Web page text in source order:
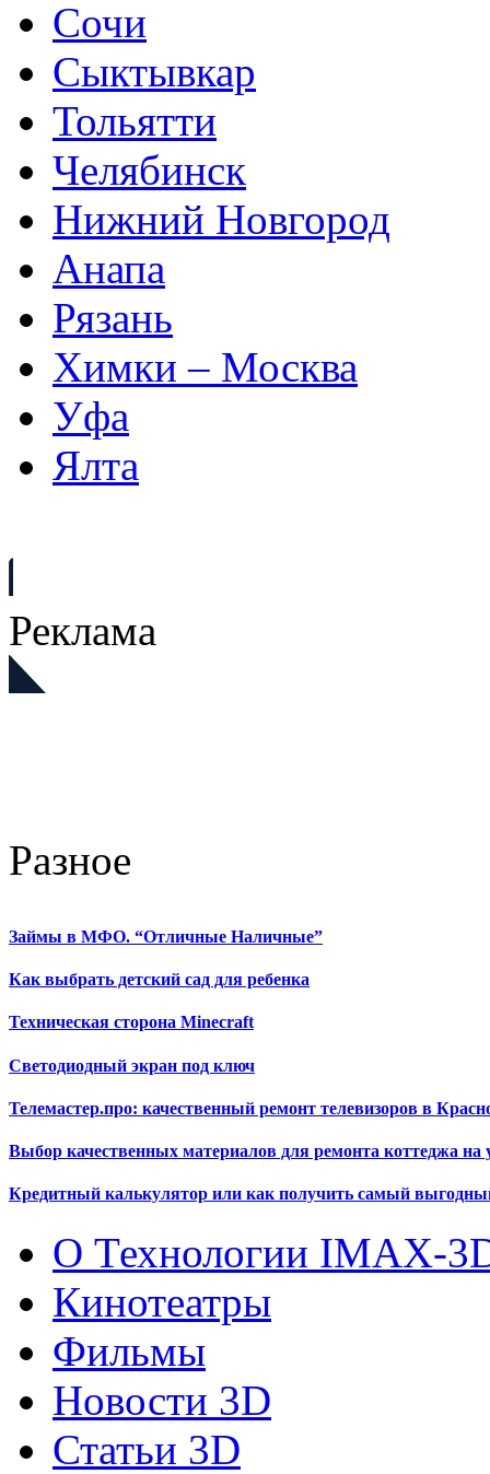
Сочи
Сыктывкар
Тольятти
Челябинск
Нижний Новгород
Анапа
Рязань
Химки – Москва
Уфа
Ялта
Реклама
Разное
Займы в МФО. “Отличные Наличные”
Как выбрать детский сад для ребенка
Техническая сторона Minecraft
Светодиодный экран под ключ
Телемастер.про: качественный ремонт телевизоров в
Выбор качественных материалов для ремонта коттеджа на
Кредитный калькулятор или как получить самый
О Технологии IMAX-
Кинотеатры
Фильмы
Новости 3D
Статьи 3D